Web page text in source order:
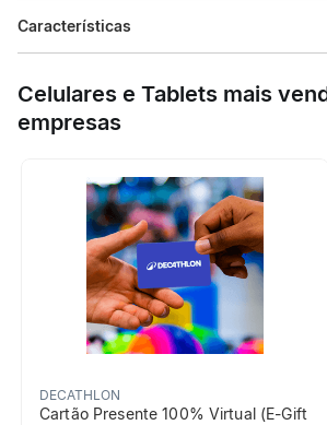
O conjunto de proteções para as primeiras
patins, trotinete ou skate. Proteções de
joelheiras, a base para uma prática segura.
Características
Esporte
Grupo de Esporte Mais
beneficiosDoProduto
Celulares e Tablets mais
empresas
DECATHLON
Cartão Presente 100% Virtual (E-Gift